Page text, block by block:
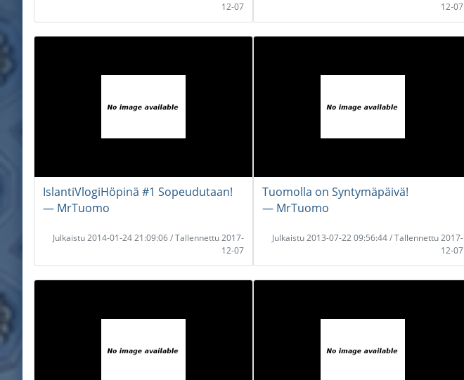
12-07
12-07
IslantiVlogiHöpinä #1 Sopeudutaan!
― MrTuomo
Julkaistu 2014-01-24 21:09:06 / Tallennettu 2017-
12-07
Tuomolla on Syntymäpäivä!
― MrTuomo
Julkaistu 2013-07-22 09:56:44 / Tallennettu 2017-
12-07